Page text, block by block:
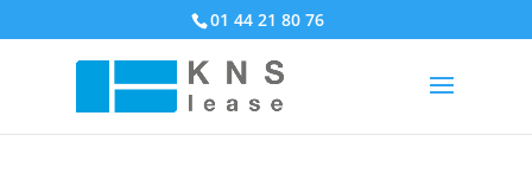
01 44 21 80 76